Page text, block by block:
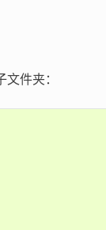
件夹：